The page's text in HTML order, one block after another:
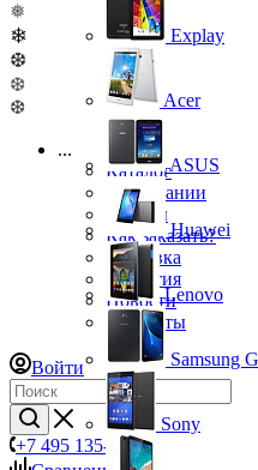
❅
❄
❆
❆
❆
...
Каталог
О компании
Бренды
Как заказать?
Доставка
Гарантия
Новости
Контакты
Войти
+7 495 135-39-43
Explay
Acer
ASUS
Huawei
Lenovo
Samsung
Sony